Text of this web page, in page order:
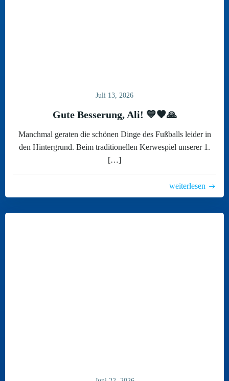
Juli 13, 2026
Gute Besserung, Ali! 💙🖤🙏
Manchmal geraten die schönen Dinge des Fußballs leider in
den Hintergrund. Beim traditionellen Kerwespiel unserer 1.
[…]
weiterlesen